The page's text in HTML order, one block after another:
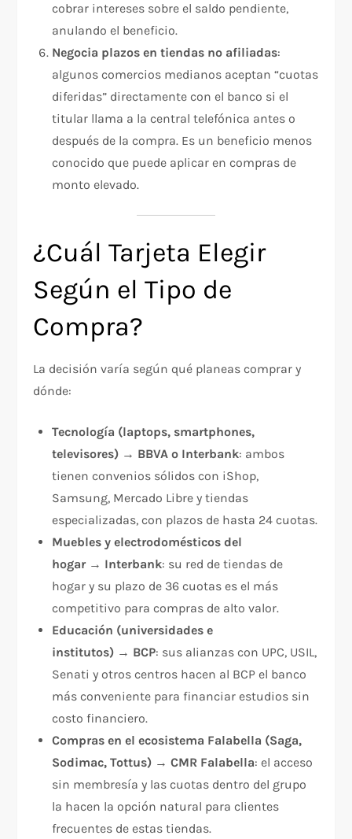
cobrar intereses sobre el saldo pendiente,
anulando el beneficio.
Negocia plazos en tiendas no afiliadas:
algunos comercios medianos aceptan “cuotas
diferidas” directamente con el banco si el
titular llama a la central telefónica antes o
después de la compra. Es un beneficio menos
conocido que puede aplicar en compras de
monto elevado.
¿Cuál Tarjeta Elegir
Según el Tipo de
Compra?
La decisión varía según qué planeas comprar y
dónde:
Tecnología (laptops, smartphones,
televisores) → BBVA o Interbank: ambos
tienen convenios sólidos con iShop,
Samsung, Mercado Libre y tiendas
especializadas, con plazos de hasta 24 cuotas.
Muebles y electrodomésticos del
hogar→ Interbank: su red de tiendas de
hogar y su plazo de 36 cuotas es el más
competitivo para compras de alto valor.
Educación (universidades e
institutos) → BCP: sus alianzas con UPC, USIL,
Senati y otros centros hacen al BCP el banco
más conveniente para financiar estudios sin
costo financiero.
Compras en el ecosistema Falabella (Saga,
Sodimac, Tottus) →CMR Falabella: el acceso
sin membresía y las cuotas dentro del grupo
la hacen la opción natural para clientes
frecuentes de estas tiendas.